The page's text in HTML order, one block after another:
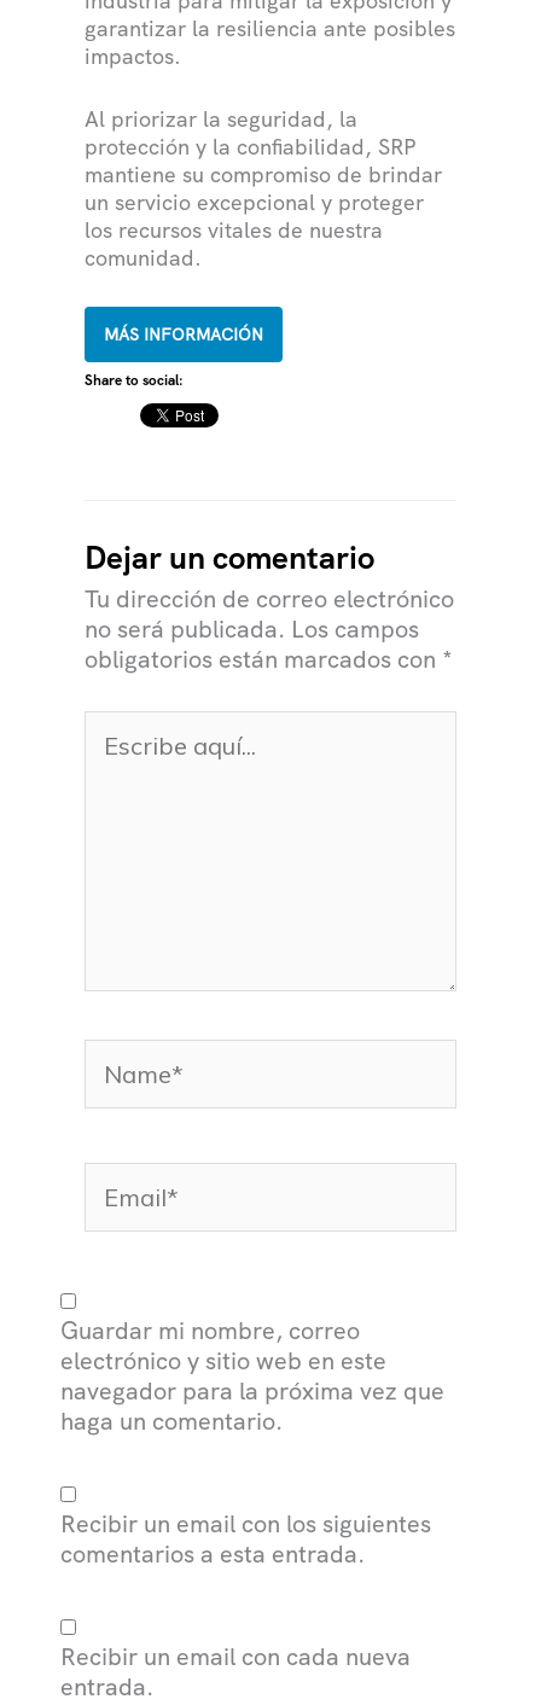
garantizar la resiliencia ante posibles
impactos.
Al priorizar la seguridad, la
protección y la confiabilidad, SRP
mantiene su compromiso de brindar
un servicio excepcional y proteger
los recursos vitales de nuestra
comunidad.
MÁS INFORMACIÓN
Share to social:
Dejar un comentario
Tu dirección de correo electrónico
no será publicada. Los campos
obligatorios están marcados con *
aquí...
Guardar mi nombre, correo
electrónico y sitio web en este
navegador para la próxima vez que
haga un comentario.
Recibir un email con los siguientes
comentarios a esta entrada.
Recibir un email con cada nueva
entrada.